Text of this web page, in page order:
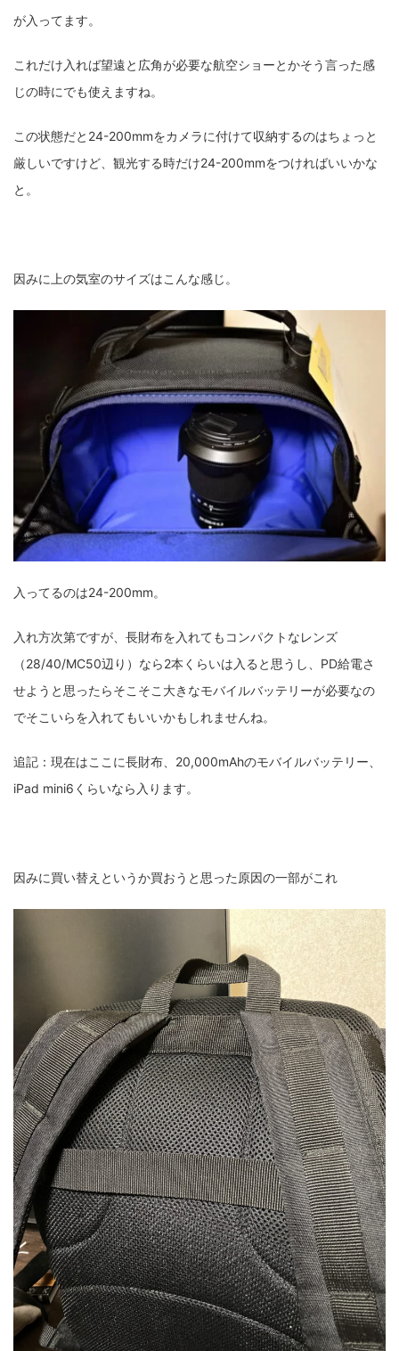
が入ってます。
これだけ入れば望遠と広角が必要な航空ショーとかそう言った感
じの時にでも使えますね。
この状態だと24-200mmをカメラに付けて収納するのはちょっと
厳しいですけど、観光する時だけ24-200mmをつければいいかな
と。
因みに上の気室のサイズはこんな感じ。
入ってるのは24-200mm。
入れ方次第ですが、長財布を入れてもコンパクトなレンズ
（28/40/MC50辺り）なら2本くらいは入ると思うし、PD給電さ
せようと思ったらそこそこ大きなモバイルバッテリーが必要なの
でそこいらを入れてもいいかもしれませんね。
追記：現在はここに長財布、20,000mAhのモバイルバッテリー、
iPad mini6くらいなら入ります。
因みに買い替えというか買おうと思った原因の一部がこれ